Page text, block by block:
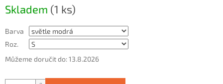
cena:
Skladem (1 ks)
Barva
Roz.
Můžeme doručit do:13.8.2026